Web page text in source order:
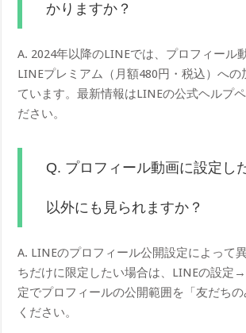
かりますか？
A. 2024年以降のLINEでは、プロフィール
LINEプレミアム（月額480円・税込）への
ています。最新情報はLINEの公式ヘルプ
ださい。
Q. プロフィール動画に設定し
以外にも見られますか？
A. LINEのプロフィール公開設定によって
ちだけに限定したい場合は、LINEの設定
定でプロフィールの公開範囲を「友だち
ください。